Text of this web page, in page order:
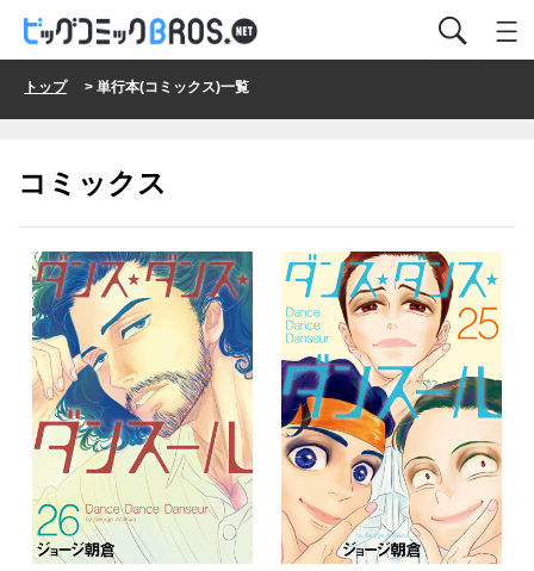
トップ> 単行本(コミックス)一覧
コミックス